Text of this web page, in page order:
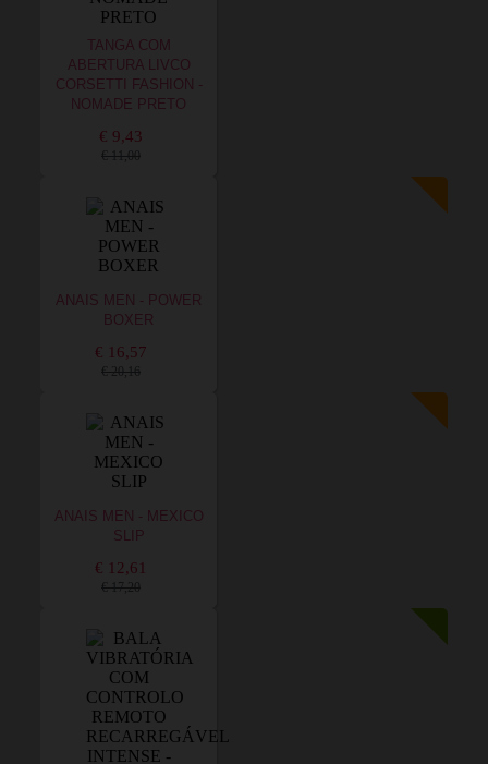
TANGA COM
ABERTURA LIVCO
CORSETTI FASHION -
NOMADE PRETO
€ 9,43
€ 11,00
ANAIS MEN - POWER
BOXER
€ 16,57
€ 20,16
ANAIS MEN - MEXICO
SLIP
€ 12,61
€ 17,20